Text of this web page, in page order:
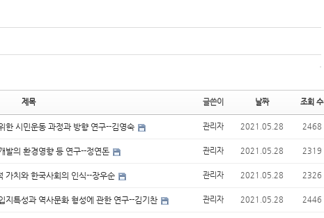
제목 글쓴이 날짜 조회 수
한 시민운동 과정과 방향 연구--김영숙 관리자 2021.05.28 2468
발의 환경영향 등 연구--정연돈 관리자 2021.05.28 2319
가치와 한국사회의 인식--장우순 관리자 2021.05.28 2326
지특성과 역사문화 형성에 관한 연구--김기찬 관리자 2021.05.28 2446